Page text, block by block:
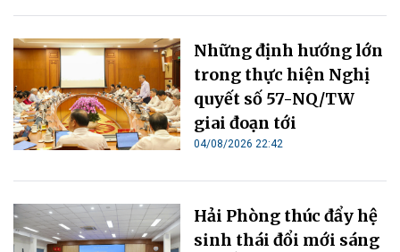
Những định hướng lớn
trong thực hiện Nghị
quyết số 57-NQ/TW
giai đoạn tới
04/08/2026 22:42
Hải Phòng thúc đẩy hệ
sinh thái đổi mới sáng